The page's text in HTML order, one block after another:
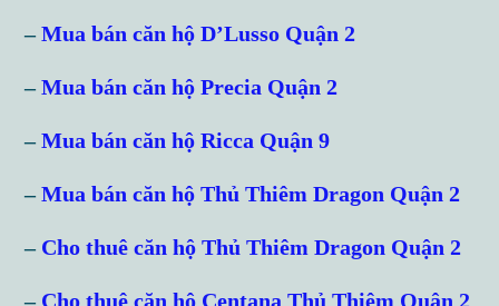
–Mua bán căn hộ D’Lusso Quận 2
–Mua bán căn hộ Precia Quận 2
–Mua bán căn hộ Ricca Quận 9
–Mua bán căn hộ Thủ Thiêm Dragon Quận 2
– Cho thuê căn hộ Thủ Thiêm Dragon Quận 2
– Cho thuê căn hộ Centana Thủ Thiêm Quận 2